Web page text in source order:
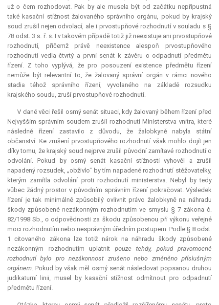
už o čem rozhodovat. Pak by ale musela být od začátku nepřípustná
také kasační stížnost žalovaného správního orgánu, pokud by krajský
soud zrušil nejen odvolací, ale i prvostupňové rozhodnutí v souladu s §
78 odst. 3 s. ř. s. I v takovém případě totiž již neexistuje ani prvostupňové
rozhodnutí, přičemž právě neexistence alespoň prvostupňového
rozhodnutí vedla čtvrtý a první senát k závěru o odpadnutí předmětu
řízení. Z toho vyplývá, že pro posouzení existence předmětu řízení
nemůže být relevantní to, že žalovaný správní orgán v rámci nového
stadia téhož správního řízení, vyvolaného na základě rozsudku
krajského soudu, zruší prvostupňové rozhodnutí.
V dané věci řešil osmý senát situaci, kdy žalovaný během řízení před
Nejvyšším správním soudem zrušil rozhodnutí Ministerstva vnitra, které
následně řízení zastavilo z důvodu, že žalobkyně nabyla státní
občanství. Ke zrušení prvostupňového rozhodnutí však mohlo dojít jen
díky tomu, že krajský soud nejprve zrušil původní zamítavé rozhodnutí o
odvolání. Pokud by osmý senát kasační stížnosti vyhověl a zrušil
napadený rozsudek, „obživlo“ by tím napadené rozhodnutí stěžovatelky,
kterým zamítla odvolání proti rozhodnutí ministerstva. Nebyl by tedy
vůbec žádný prostor v původním správním řízení pokračovat. Výsledek
řízení je tak minimálně způsobilý ovlivnit právo žalobkyně na náhradu
škody způsobené nezákonným rozhodnutím ve smyslu § 7 zákona č.
82/1998 Sb., o odpovědnosti za škodu způsobenou při výkonu veřejné
moci rozhodnutím nebo nesprávným úředním postupem. Podle § 8 odst.
1 citovaného zákona lze totiž nárok na náhradu škody způsobené
nezákonným rozhodnutím uplatnit pouze tehdy, pokud pravomocné
rozhodnutí bylo pro nezákonnost zrušeno nebo změněno příslušným
orgánem. Pokud by však měl osmý senát následovat popsanou druhou
judikaturní linii, musel by kasační stížnost odmítnout pro odpadnutí
předmětu řízení.